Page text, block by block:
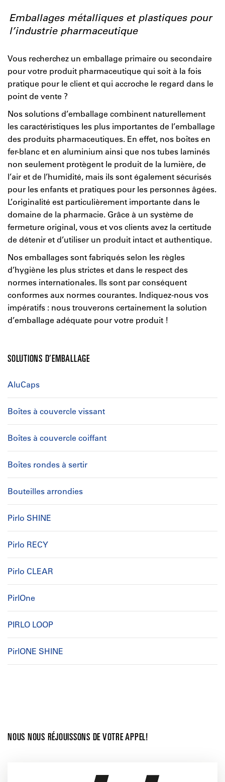
Emballages métalliques et plastiques pour
l’industrie pharmaceutique
Vous recherchez un emballage primaire ou secondaire
pour votre produit pharmaceutique qui soit à la fois
pratique pour le client et qui accroche le regard dans le
point de vente ?
Nos solutions d’emballage combinent naturellement
les caractéristiques les plus importantes de l’emballage
des produits pharmaceutiques. En effet, nos boîtes en
fer-blanc et en aluminium ainsi que nos tubes laminés
non seulement protègent le produit de la lumière, de
l’air et de l’humidité, mais ils sont également sécurisés
pour les enfants et pratiques pour les personnes âgées.
L’originalité est particulièrement importante dans le
domaine de la pharmacie. Grâce à un système de
fermeture original, vous et vos clients avez la certitude
de détenir et d’utiliser un produit intact et authentique.
Nos emballages sont fabriqués selon les règles
d’hygiène les plus strictes et dans le respect des
normes internationales. Ils sont par conséquent
conformes aux normes courantes. Indiquez-nous vos
impératifs : nous trouverons certainement la solution
d’emballage adéquate pour votre produit !
SOLUTIONS D’EMBALLAGE
AluCaps
Boîtes à couvercle vissant
Boîtes à couvercle coiffant
Boîtes rondes à sertir
Bouteilles arrondies
Pirlo SHINE
Pirlo RECY
Pirlo CLEAR
PirlOne
PIRLO LOOP
PirlONE SHINE
NOUS NOUS RÉJOUISSONS DE VOTRE APPEL!